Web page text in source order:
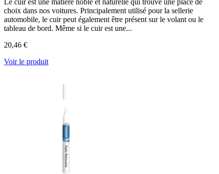
Le cuir est une matière noble et naturelle qui trouve une place de
choix dans nos voitures. Principalement utilisé pour la sellerie
automobile, le cuir peut également être présent sur le volant ou le
tableau de bord. Même si le cuir est une...
20,46 €
Voir le produit